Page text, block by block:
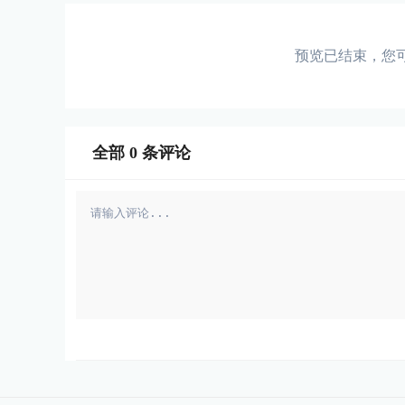
预览已结束，您
全部 0 条评论